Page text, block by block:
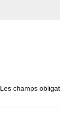
Les champs